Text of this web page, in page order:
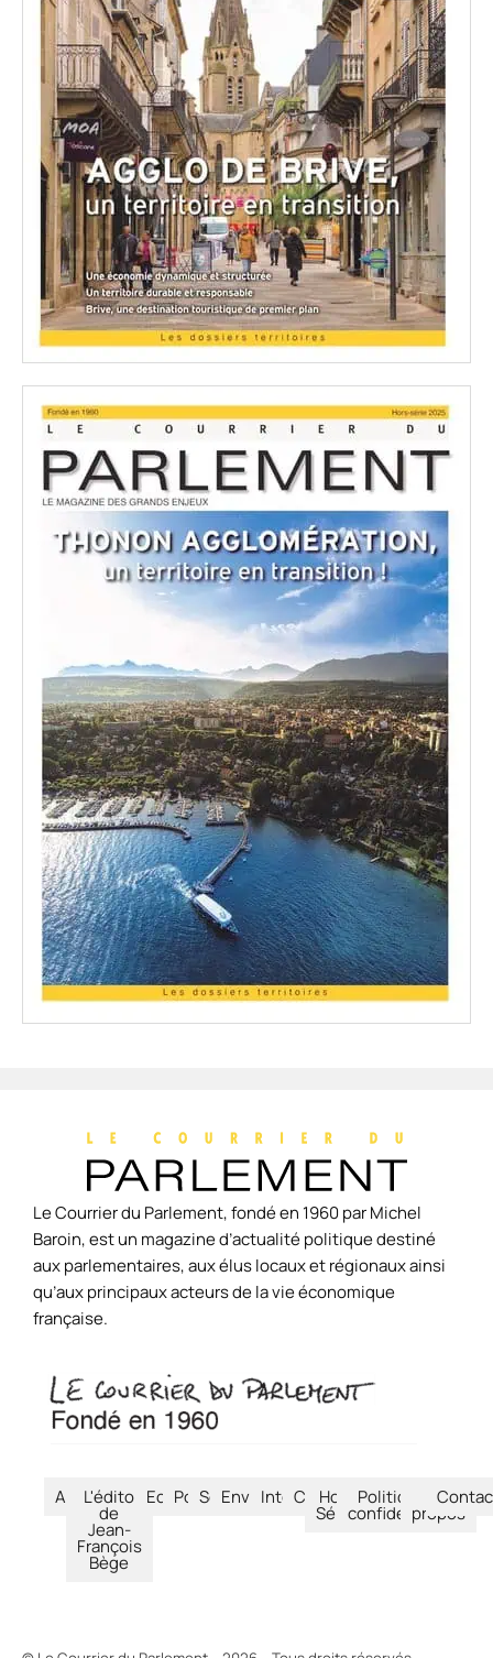
Le Courrier du Parlement, fondé en 1960 par Michel
Baroin, est un magazine d’actualité politique destiné
aux parlementaires, aux élus locaux et régionaux ainsi
qu’aux principaux acteurs de la vie économique
française.
Accueil
L'édito
de
Jean-
François
Bège
Economie
Politique
SociétéEnvironnement
International
CultureHors-
Séries
Politique de
confidentialité
À
propos